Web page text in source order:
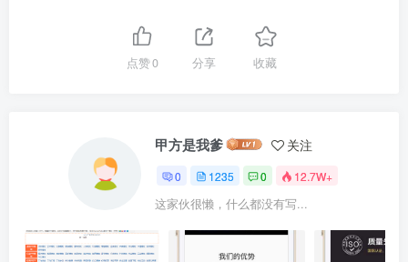
点赞0 分享 收藏
甲方是我爹 关注
0 1235 0 12.7W+
这家伙很懒，什么都没有写...